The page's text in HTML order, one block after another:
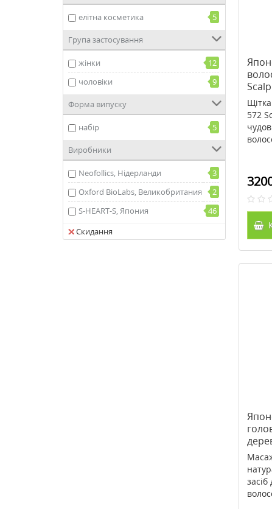
елітна косметика 5
Група застосування
жінки
12
чоловіки
9
Форма випуску
набір 5
Виробники
Neofollics, Нідерланди
3
Oxford BioLabs, Великобритания
2
S-HEART-S, Япония
46
Скидання
572
засіб